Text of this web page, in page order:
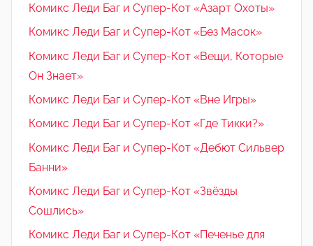
Комикс Леди Баг и Супер-Кот «Азарт Охоты»
Комикс Леди Баг и Супер-Кот «Без Масок»
Комикс Леди Баг и Супер-Кот «Вещи, Которые
Он Знает»
Комикс Леди Баг и Супер-Кот «Вне Игры»
Комикс Леди Баг и Супер-Кот «Где Тикки?»
Комикс Леди Баг и Супер-Кот «Дебют Сильвер
Банни»
Комикс Леди Баг и Супер-Кот «Звёзды
Сошлись»
Комикс Леди Баг и Супер-Кот «Печенье для